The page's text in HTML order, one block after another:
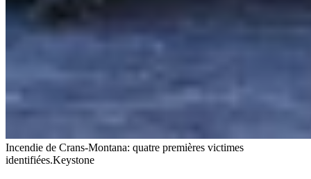
Incendie de Crans-Montana: quatre premières victimes
identifiées.Keystone